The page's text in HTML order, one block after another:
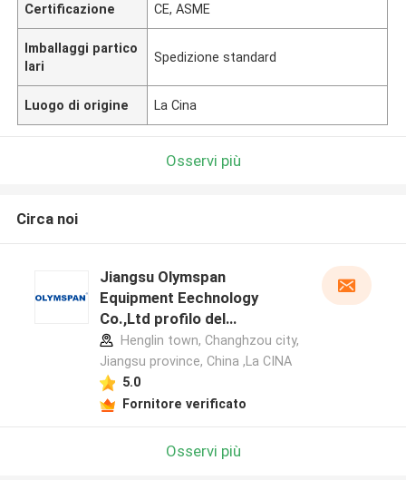
Certificazione CE, ASME
Imballaggi partico
lari
Spedizione standard
Luogo di origine La Cina
Osservi più
Circa noi
Jiangsu Olymspan
Equipment Eechnology
Co.,Ltd profilo del
produttore
Henglin town, Changhzou city,
Jiangsu province, China ,La CINA
5.0
Fornitore verificato
Osservi più